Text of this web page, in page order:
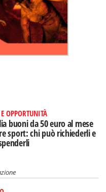
OPPORTUNITÀ
buoni da 50 euro al mese
sport: chi può richiederli e